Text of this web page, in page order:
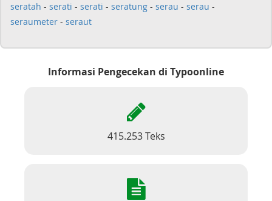
seratah - serati - serati - seratung - serau - serau -
seraumeter - seraut
Informasi Pengecekan di Typoonline
415.253 Teks